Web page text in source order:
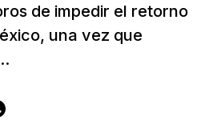
de impedir el retorno
una vez que